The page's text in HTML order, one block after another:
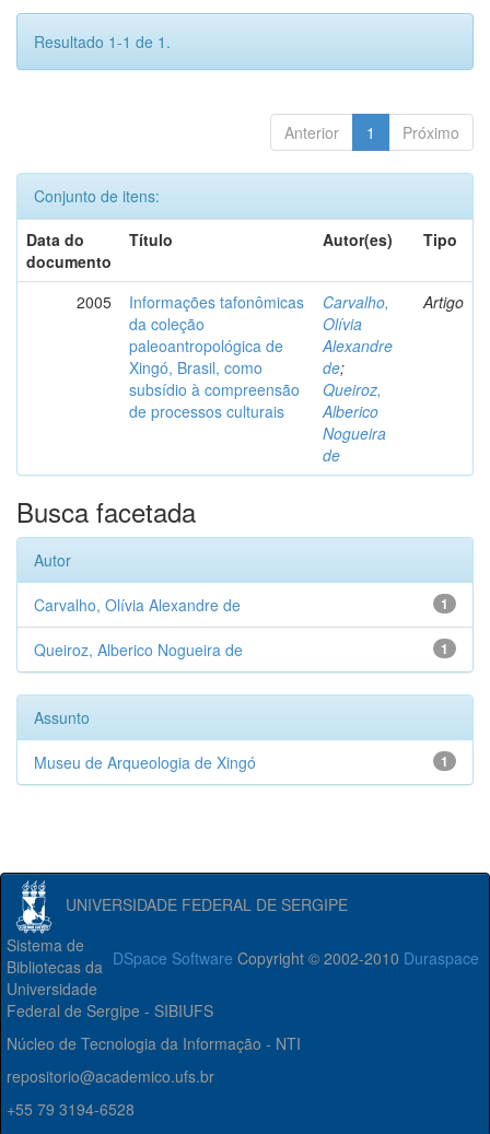
Resultado 1-1 de 1.
Anterior 1 Próximo
Conjunto de itens:
Data do
documento
Título Autor(es) Tipo
2005
Informações tafonômicas
da coleção
paleoantropológica de
Xingó, Brasil, como
subsídio à compreensão
de processos culturais
Carvalho,
Olívia
Alexandre
de;
Queiroz,
Alberico
Nogueira
de
Artigo
Busca facetada
Autor
1
Carvalho, Olívia Alexandre de
1
Queiroz, Alberico Nogueira de
Assunto
1
Museu de Arqueologia de Xingó
UNIVERSIDADE FEDERAL DE SERGIPE
DSpace Software Copyright © 2002-2010 Duraspace
Sistema de
Bibliotecas da
Universidade
Federal de Sergipe - SIBIUFS
Núcleo de Tecnologia da Informação - NTI
repositorio@academico.ufs.br
+55 79 3194-6528